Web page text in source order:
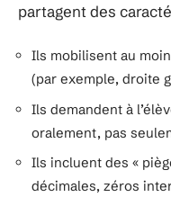
partagent des
Ils mobilisent au
(par exemple, droite
Ils demandent à
oralement, pas
Ils incluent des «
décimales, zéros